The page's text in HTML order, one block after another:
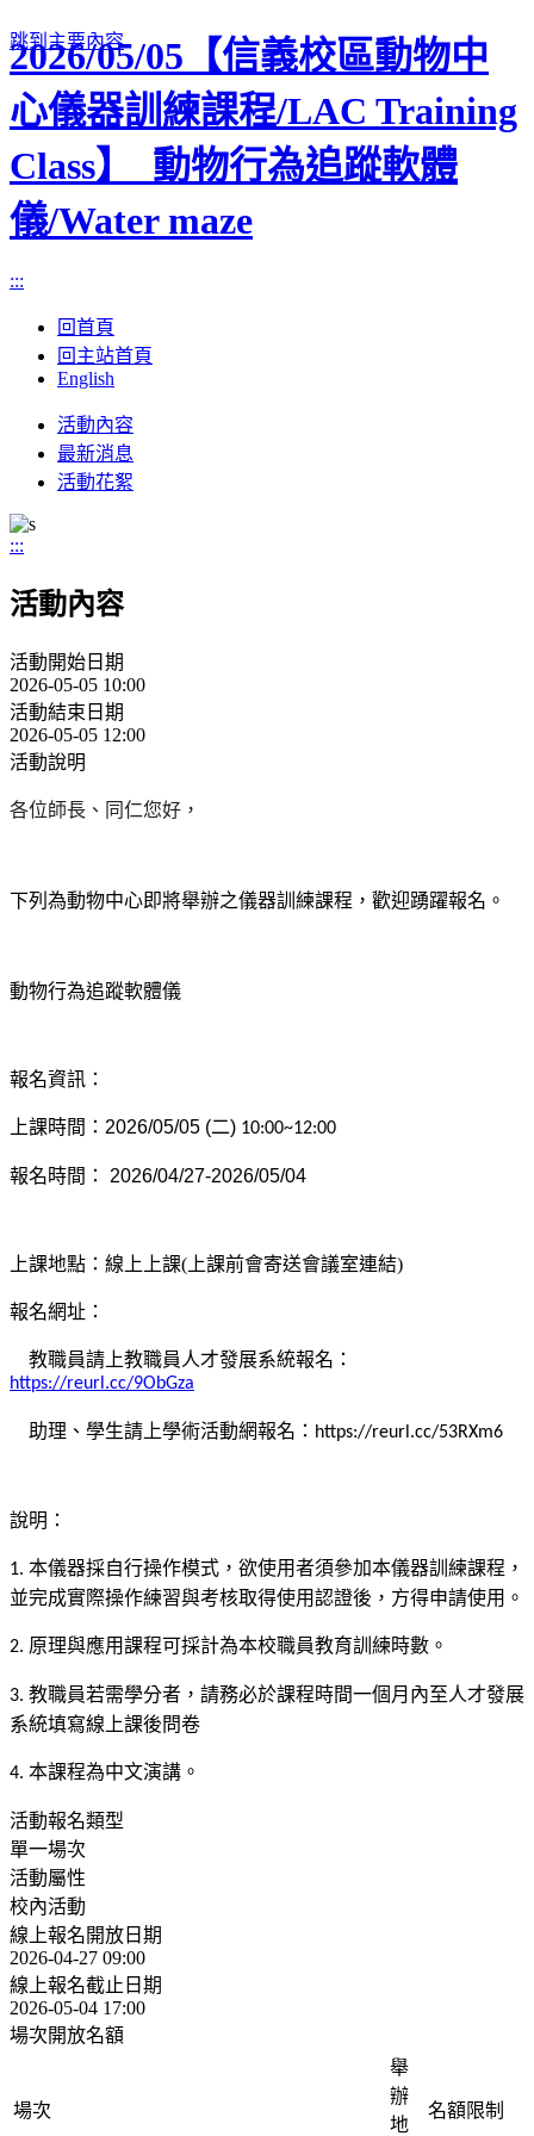
跳到主要內容
2026/05/05【信義校區動物中
心儀器訓練課程/LAC Training
Class】_動物行為追蹤軟體
儀/Water maze
:::
回首頁
回主站首頁
English
Toggle
navigation
活動內容
最新消息
活動花絮
:::
活動內容
活動開始日期
2026-05-05 10:00
活動結束日期
2026-05-05 12:00
活動說明
各位師長、同仁您好，
下列為動物中心即將舉辦之儀器訓練課程，歡迎踴躍報名。
動物行為追蹤軟體儀
報名資訊：
上課時間： 2026/05/05 (二) 10:00~12:00
報名時間 ： 2026/04/27-2026/05/04
上課地點：線上上課(上課前會寄送會議室連結)
報名網址：
教職員請上教職員人才發展系統報名：
https://reurl.cc/9ObGza
助理、學生請上學術活動網報名： https://reurl.cc/53RXm6
說明：
1. 本儀器採自行操作模式，欲使用者須參加本儀器訓練課程，
並完成實際操作練習與考核取得使用認證後，方得申請使用。
2. 原理與應用課程可採計為本校職員教育訓練時數。
3. 教職員若需學分者，請務必於課程時間一個月內至人才發展
系統填寫線上課後問卷
4. 本課程為中文演講。
活動報名類型
單一場次
活動屬性
校內活動
線上報名開放日期
2026-04-27 09:00
線上報名截止日期
2026-05-04 17:00
場次開放名額
場次
舉
辦
地
名額限制